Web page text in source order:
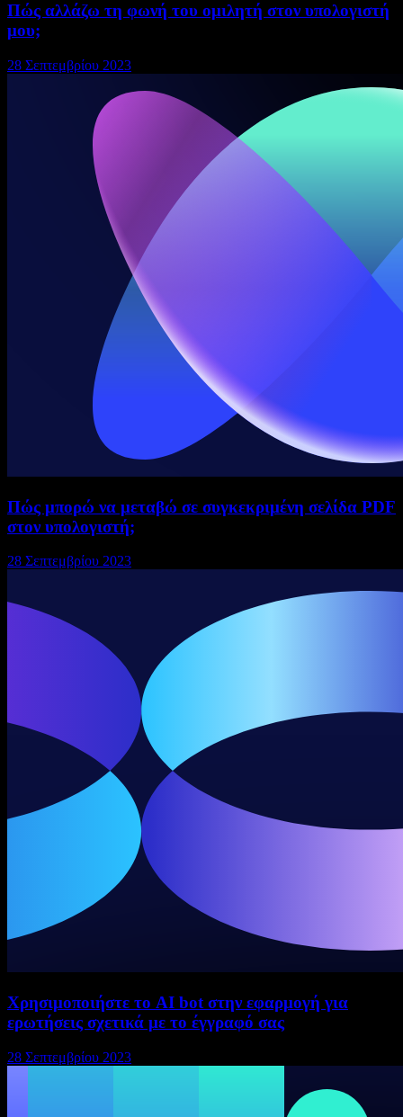
Πώς αλλάζω τη φωνή του ομιλητή στον υπολογιστή
μου;
28 Σεπτεμβρίου 2023
Πώς μπορώ να μεταβώ σε συγκεκριμένη σελίδα PDF
στον υπολογιστή;
28 Σεπτεμβρίου 2023
Χρησιμοποιήστε το AI bot στην εφαρμογή για
ερωτήσεις σχετικά με το έγγραφό σας
28 Σεπτεμβρίου 2023